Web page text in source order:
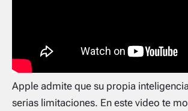
Apple admite que su propia
serias limitaciones. En este video te